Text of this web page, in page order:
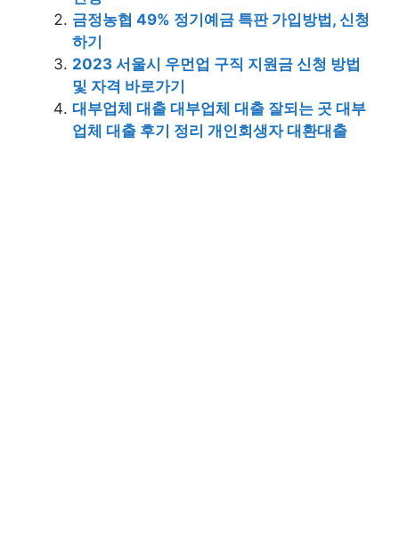
금정농협 49% 정기예금 특판 가입방법, 신청
하기
2023 서울시 우먼업 구직 지원금 신청 방법
및 자격 바로가기
대부업체 대출 대부업체 대출 잘되는 곳 대부
업체 대출 후기 정리 개인회생자 대환대출